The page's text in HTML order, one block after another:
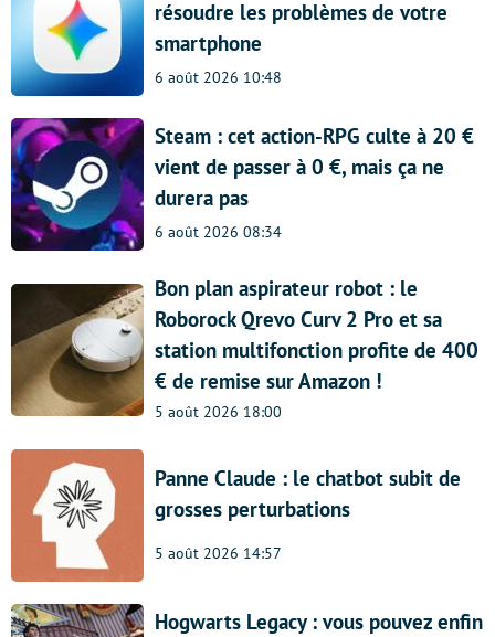
résoudre les problèmes de votre
smartphone
6 août 2026 10:48
Steam : cet action-RPG culte à 20 €
vient de passer à 0 €, mais ça ne
durera pas
6 août 2026 08:34
Bon plan aspirateur robot : le
Roborock Qrevo Curv 2 Pro et sa
station multifonction profite de 400
€ de remise sur Amazon !
5 août 2026 18:00
Panne Claude : le chatbot subit de
grosses perturbations
5 août 2026 14:57
Hogwarts Legacy : vous pouvez enfin